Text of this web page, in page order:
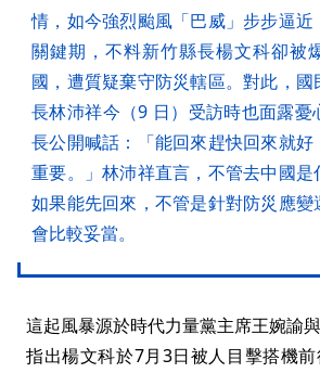
情，如今強烈颱風「巴威」步步逼
關鍵期，不料新竹縣長楊文科卻被
國，遭質疑棄守防災轄區。對此，
長林沛祥今（9 日）受訪時也面露憂
長公開喊話：「能回來趕快回來就好
重要。」林沛祥直言，不管去中國
如果能先回來，不管是針對防災應
會比較妥當。
這起風暴源於時代力量黨主席王婉諭
指出楊文科於7月3日被人目擊搭機